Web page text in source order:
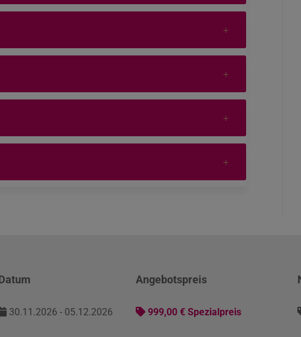
Datum Angebotspreis
30.11.2026 - 05.12.2026 999,00 € Spezialpreis